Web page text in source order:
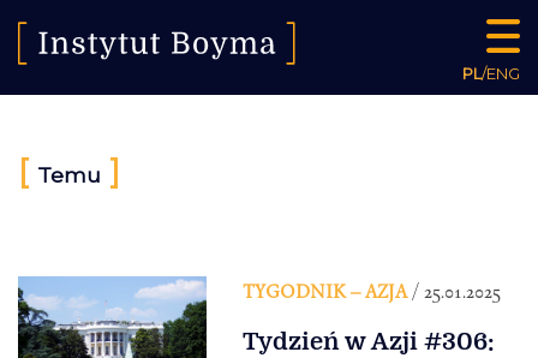
PL/ENG
[ Temu ]
TYGODNIK – AZJA/ 25.01.2025
Tydzień w Azji #306: